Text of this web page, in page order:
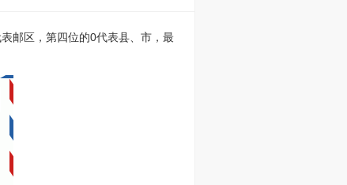
邮区，第四位的0代表县、市，最